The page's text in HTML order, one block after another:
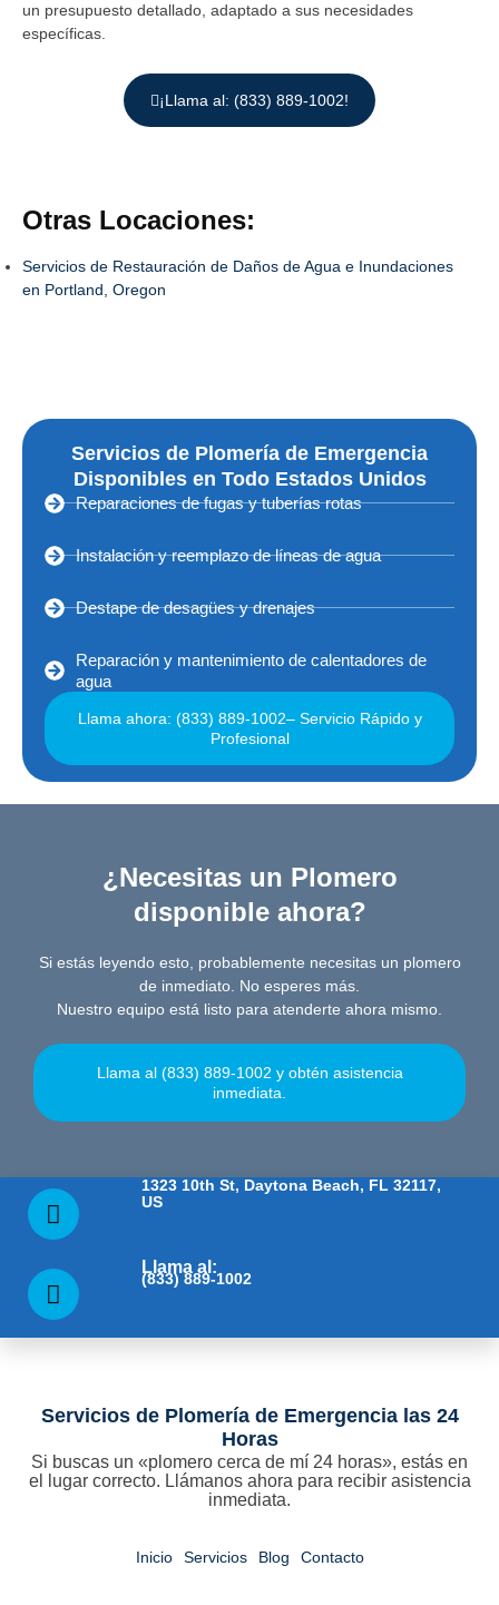
un presupuesto detallado, adaptado a sus necesidades
específicas.
¡Llama al: (833) 889-1002!
Otras Locaciones:
Servicios de Restauración de Daños de Agua e Inundaciones
en Portland, Oregon
Servicios de Plomería de Emergencia
Disponibles en Todo Estados Unidos
Reparaciones de fugas y tuberías rotas
Instalación y reemplazo de líneas de agua
Destape de desagües y drenajes
Reparación y mantenimiento de calentadores de
agua
Llama ahora: (833) 889-1002– Servicio Rápido y
Profesional
¿Necesitas un Plomero
disponible ahora?
Si estás leyendo esto, probablemente necesitas un plomero
de inmediato. No esperes más.
Nuestro equipo está listo para atenderte ahora mismo.
Llama al (833) 889-1002 y obtén asistencia
inmediata.
1323 10th St, Daytona Beach, FL 32117,
US
Llama al:
(833) 889-1002
Servicios de Plomería de Emergencia las 24
Horas
Si buscas un «plomero cerca de mí 24 horas», estás en
el lugar correcto. Llámanos ahora para recibir asistencia
inmediata.
Inicio Servicios Blog Contacto